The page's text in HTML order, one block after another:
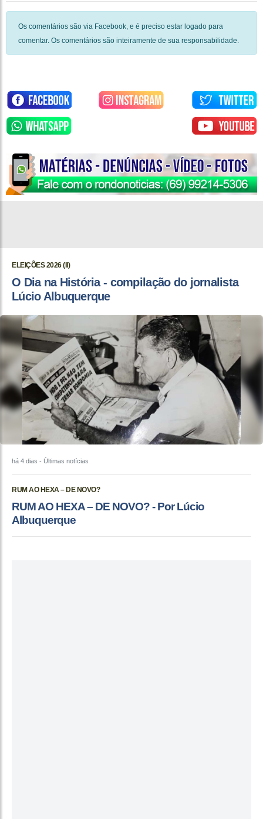
Os comentários são via Facebook, e é preciso estar logado para
comentar. Os comentários são inteiramente de sua responsabilidade.
ELEIÇÕES 2026 (II)
O Dia na História - compilação do jornalista
Lúcio Albuquerque
há 4 dias - Últimas notícias
RUM AO HEXA – DE NOVO?
RUM AO HEXA – DE NOVO? - Por Lúcio
Albuquerque